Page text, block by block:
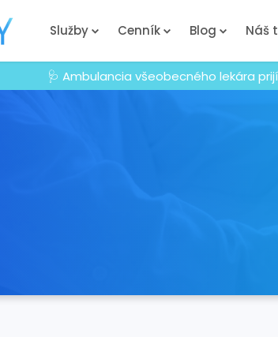
Služby Cenník Blog Náš
🩺 Ambulancia všeobecného lekára